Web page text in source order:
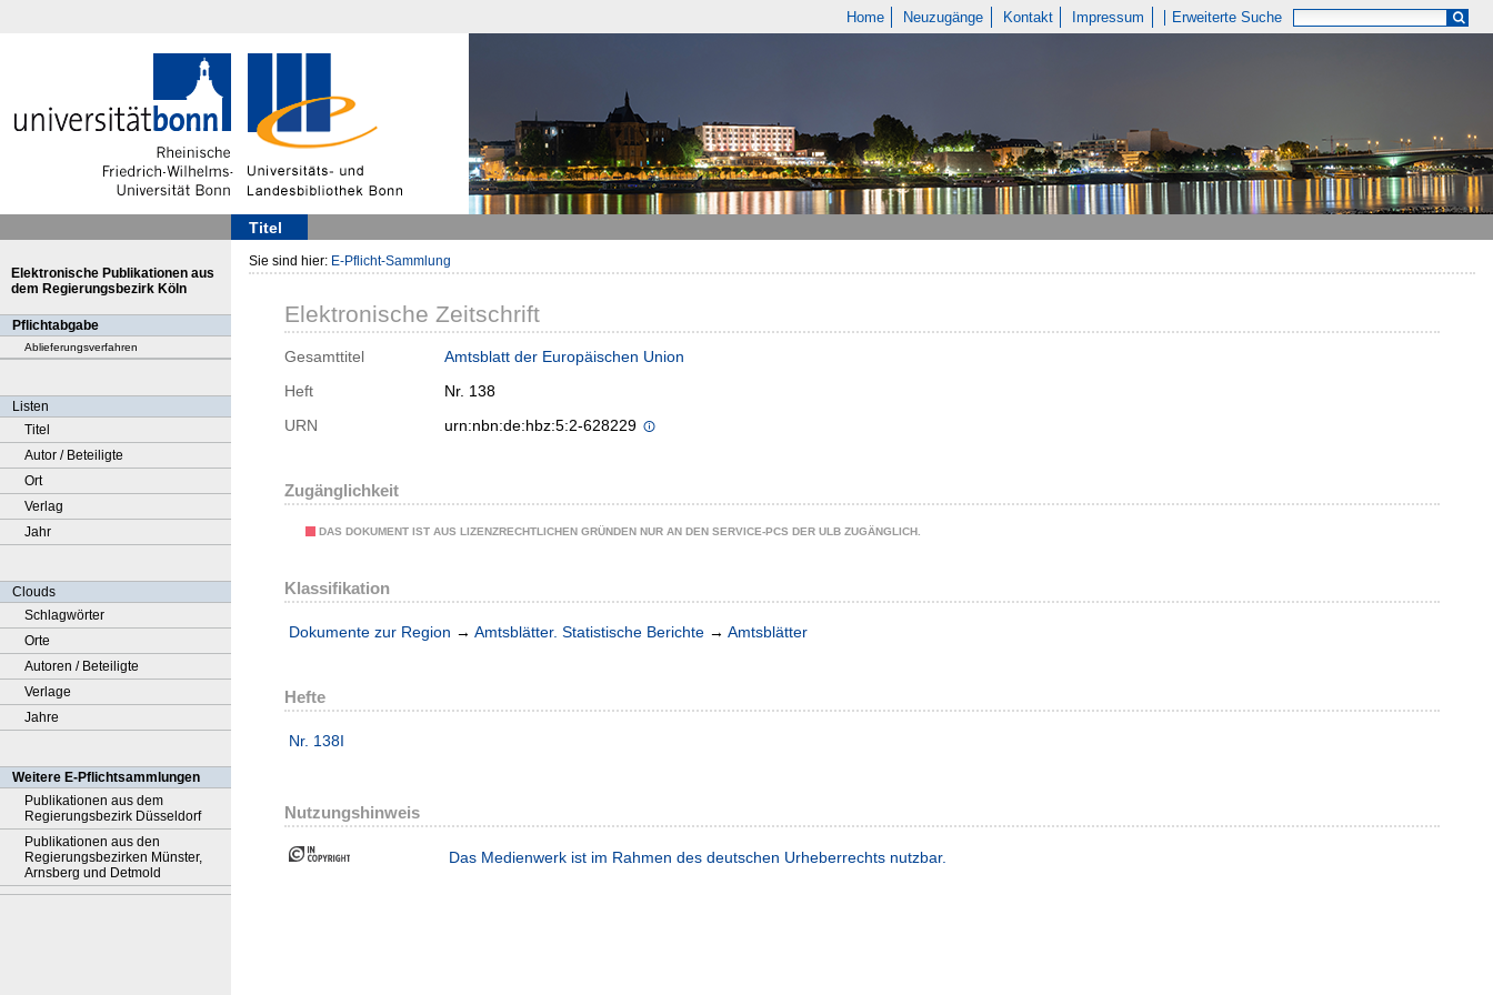
Home Neuzugänge Kontakt Impressum Erweiterte Suche
Titel
Elektronische Publikationen aus
dem Regierungsbezirk Köln
Pflichtabgabe
Ablieferungsverfahren
Listen
Titel
Autor / Beteiligte
Ort
Verlag
Jahr
Clouds
Schlagwörter
Orte
Autoren / Beteiligte
Verlage
Jahre
Weitere E-Pflichtsammlungen
Publikationen aus dem
Regierungsbezirk Düsseldorf
Publikationen aus den
Regierungsbezirken Münster,
Arnsberg und Detmold
Sie sind hier: E-Pflicht-Sammlung
Elektronische Zeitschrift
Gesamttitel
Amtsblatt der Europäischen Union
Heft
Nr. 138
URN
urn:nbn:de:hbz:5:2-628229
Zugänglichkeit
DAS DOKUMENT IST AUS LIZENZRECHTLICHEN GRÜNDEN NUR AN DEN SERVICE-PCS DER ULB ZUGÄNGLICH.
Klassifikation
Dokumente zur Region → Amtsblätter. Statistische Berichte → Amtsblätter
Hefte
Nr. 138I
Nutzungshinweis
Das Medienwerk ist im Rahmen des deutschen Urheberrechts nutzbar.